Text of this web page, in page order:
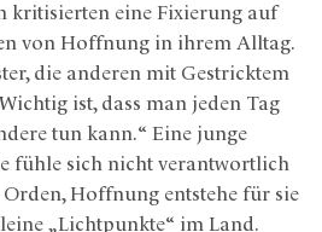
kritisierten eine Fixierung auf
von Hoffnung in ihrem Alltag.
die anderen mit Gestricktem
ist, dass man jeden Tag
tun kann.“ Eine junge
fühle sich nicht verantwortlich
Hoffnung entstehe für sie
„Lichtpunkte“ im Land.